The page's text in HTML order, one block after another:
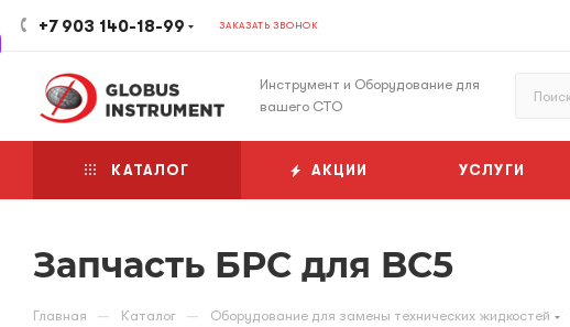
+7 903 140-18-99 ЗАКАЗАТЬ ЗВОНОК
Инструмент и Оборудование для
вашего СТО
КАТАЛОГ АКЦИИ УСЛУГИ
Запчасть БРС для BC5
Главная — Каталог — Оборудование для замены технических жидкостей